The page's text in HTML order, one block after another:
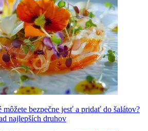
bezpečne jesť a pridať do šalátov?
najlepších druhov